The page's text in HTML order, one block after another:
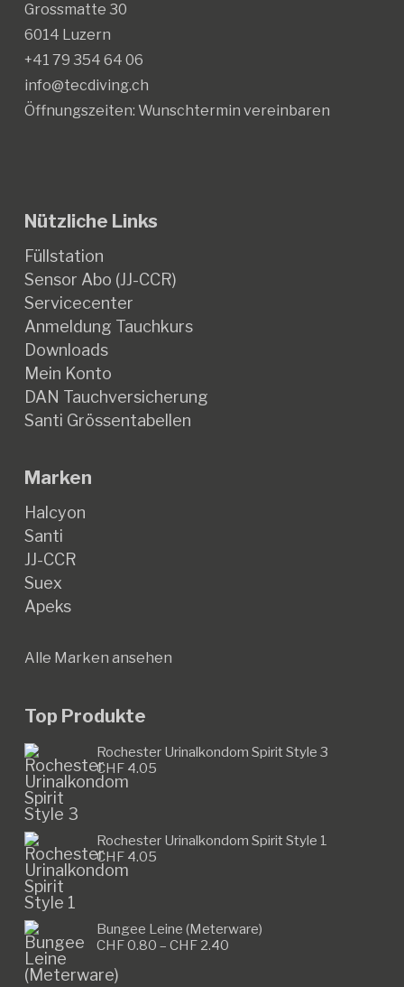
Grossmatte 30
6014 Luzern
+41 79 354 64 06
info@tecdiving.ch
Öffnungszeiten: Wunschtermin vereinbaren
Nützliche Links
Füllstation
Sensor Abo (JJ-CCR)
Servicecenter
Anmeldung Tauchkurs
Downloads
Mein Konto
DAN Tauchversicherung
Santi Grössentabellen
Marken
Halcyon
Santi
JJ-CCR
Suex
Apeks
Alle Marken ansehen
Top Produkte
Rochester Urinalkondom Spirit Style 3
CHF4.05
Rochester Urinalkondom Spirit Style 1
CHF4.05
Bungee Leine (Meterware)
CHF0.80 – CHF2.40Preisspanne: